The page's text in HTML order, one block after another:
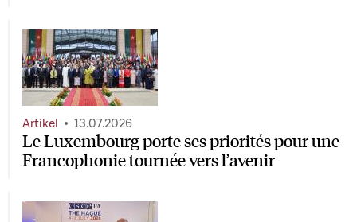
Le Luxembourg porte ses priorités pour une
Francophonie tournée vers l’avenir
Artikel 13.07.2026